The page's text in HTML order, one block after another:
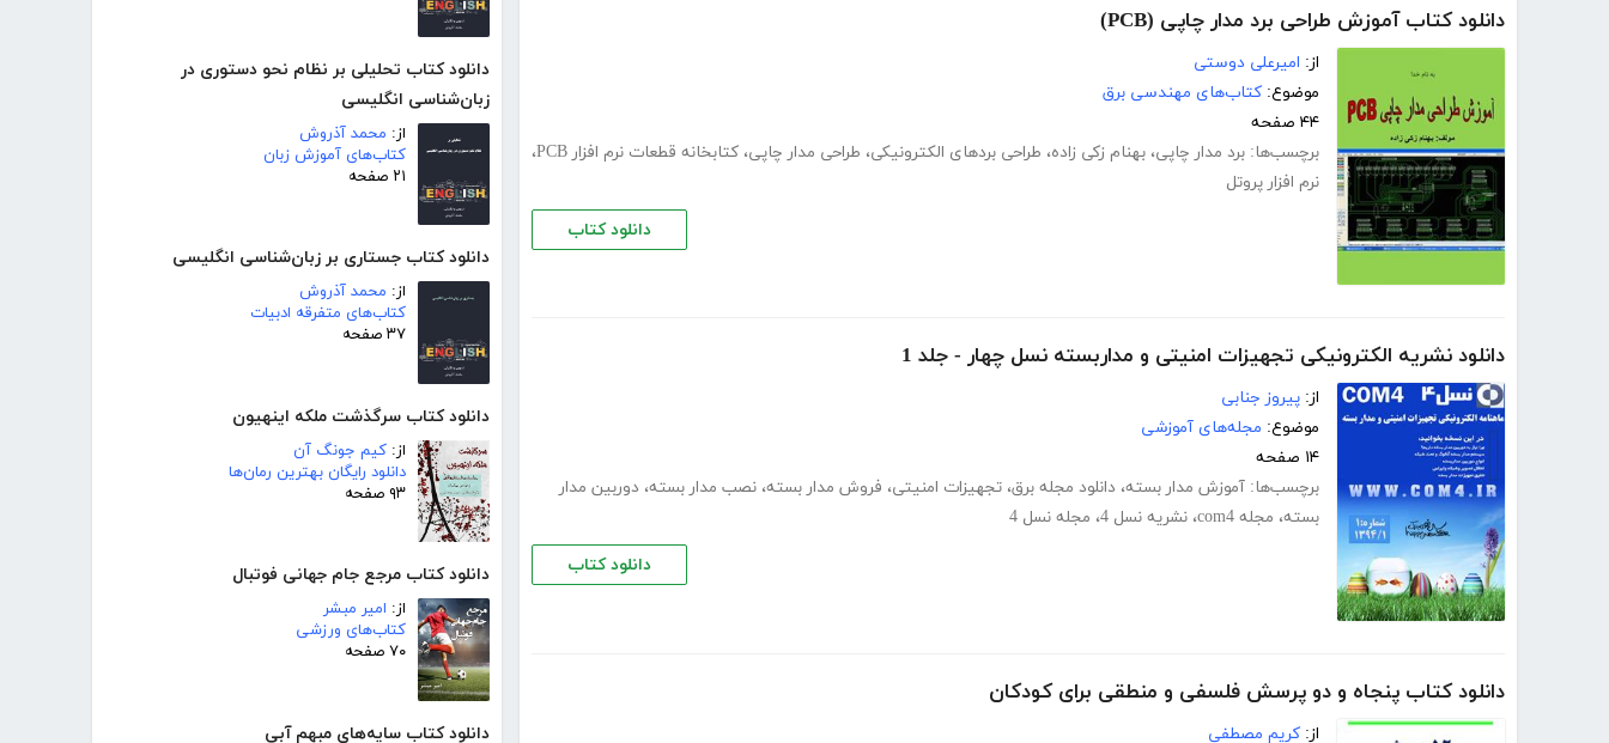
دانلود کتاب تحلیلی بر نظام نحو دستوری در
زبان‌شناسی انگلیسی
از: محمد آذروش
کتاب‌های آموزش زبان
۲۱ صفحه
دانلود کتاب جستاری بر زبان‌شناسی انگلیسی
از: محمد آذروش
کتاب‌های متفرقه ادبیات
۳۷ صفحه
دانلود کتاب سرگذشت ملکه اینهیون
از: کیم جونگ آن
دانلود رایگان بهترین رمان‌ها
۹۳ صفحه
دانلود کتاب مرجع جام جهانی فوتبال
از: امیر مبشر
کتاب‌های ورزشی
۷۰ صفحه
دانلود کتاب سایه‌های مبهم آبی
دانلود کتاب آموزش طراحی برد مدار چاپی (PCB)
از: امیرعلی دوستی
موضوع: کتاب‌های مهندسی برق
۴۴ صفحه
برچسب‌ها: برد مدار چاپی، بهنام زکی زاده، طراحی بردهای الکترونیکی، طراحی مدار چاپی، کتابخانه قطعات نرم افزار PCB
،
نرم افزار پروتل
دانلود کتاب
دانلود نشریه الکترونیکی تجهیزات امنیتی و مداربسته نسل چهار - جلد 1
از: پیروز جنابی
موضوع: مجله‌های آموزشی
۱۴ صفحه
برچسب‌ها: آموزش مدار بسته، دانلود مجله برق، تجهیزات امنیتی، فروش مدار بسته، نصب مدار بسته، دوربین مدار
بسته، مجله com4 ، نشریه نسل 4 ، مجله نسل 4
دانلود کتاب
دانلود کتاب پنجاه و دو پرسش فلسفی و منطقی برای کودکان
از: کریم مصطفی